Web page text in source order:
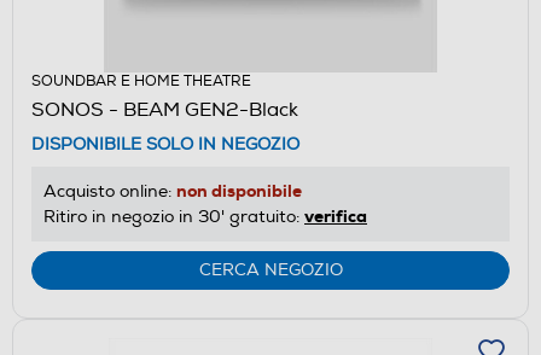
SOUNDBAR E HOME THEATRE
SONOS - BEAM GEN2-Black
DISPONIBILE SOLO IN NEGOZIO
Acquisto online: non disponibile
Ritiro in negozio in 30' gratuito: verifica
CERCA NEGOZIO